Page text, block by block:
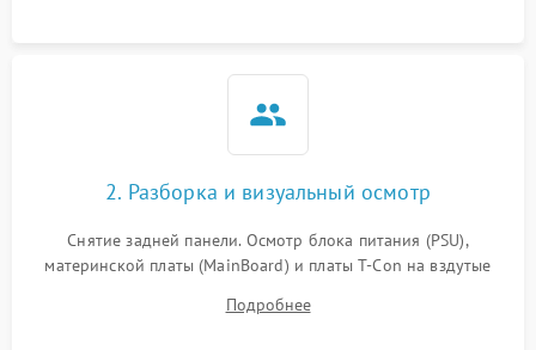
2. Разборка и визуальный осмотр
Снятие задней панели. Осмотр блока питания (PSU),
материнской платы (MainBoard) и платы T-Con на вздутые
Проверка надежности фиксации и целостности шлейфов.
Подробнее